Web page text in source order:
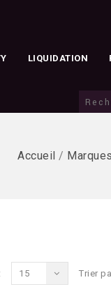
LIQUIDATION
Accueil / Marques
Trier
15